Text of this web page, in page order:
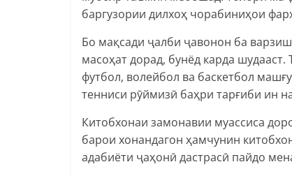
баргузории дилхоҳ чорабиниҳои
Бо мақсади ҷалби ҷавонон ба
масоҳат дорад, бунёд карда
футбол, волейбол ва баскетбол
тенниси рӯймизӣ баҳри тарғиби ин
Китобхонаи замонавии муассиса
барои хонандагон ҳамчунин
адабиёти ҷаҳонӣ дастрасӣ пайдо